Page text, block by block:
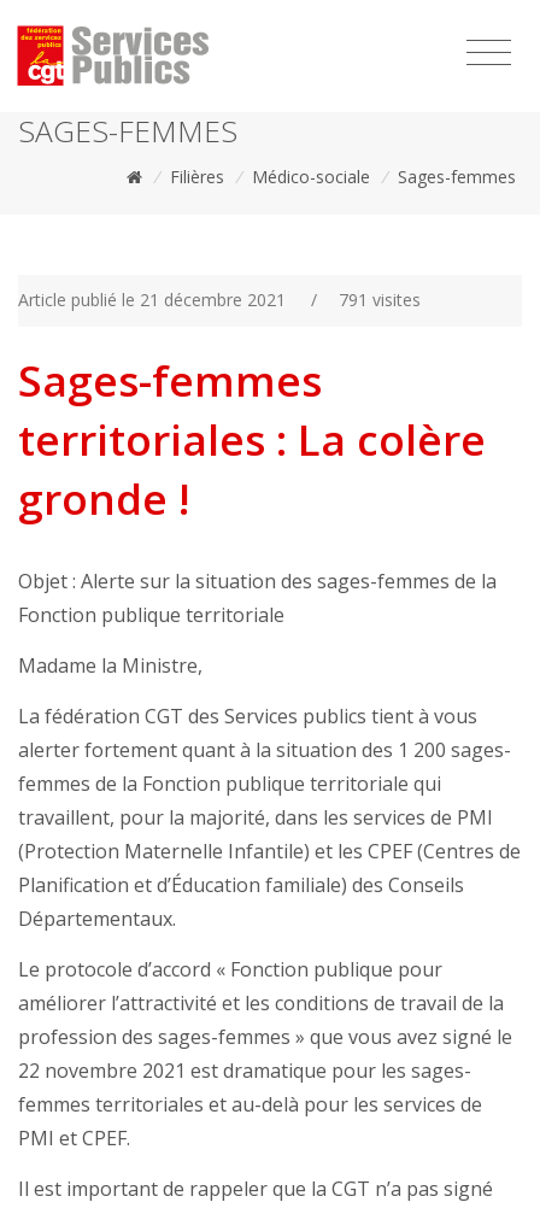
SAGES-FEMMES
/ Filières / Médico-sociale / Sages-femmes
Article publié le 21 décembre 2021 / 791 visites
Sages-femmes
territoriales : La colère
gronde !
Objet : Alerte sur la situation des sages-femmes de la
Fonction publique territoriale
Madame la Ministre,
La fédération CGT des Services publics tient à vous
alerter fortement quant à la situation des 1 200 sages-
femmes de la Fonction publique territoriale qui
travaillent, pour la majorité, dans les services de PMI
(Protection Maternelle Infantile) et les CPEF (Centres de
Planification et d’Éducation familiale) des Conseils
Départementaux.
Le protocole d’accord « Fonction publique pour
améliorer l’attractivité et les conditions de travail de la
profession des sages-femmes » que vous avez signé le
22 novembre 2021 est dramatique pour les sages-
femmes territoriales et au-delà pour les services de
PMI et CPEF.
Il est important de rappeler que la CGT n’a pas signé